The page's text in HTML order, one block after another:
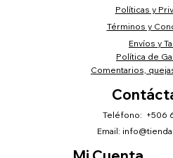
Políticas y
Términos y
Envíos y
Política de
Comentarios,
Teléfono: +506
Email: